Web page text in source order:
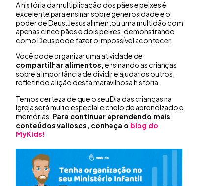
A história da multiplicação dos pães e peixes é
excelente para ensinar sobre generosidade e o
poder de Deus. Jesus alimentou uma multidão com
apenas cinco pães e dois peixes, demonstrando
como Deus pode fazer o impossível acontecer.
Você pode organizar uma atividade de
compartilhar alimentos,ensinando as crianças
sobre a importância de dividir e ajudar os outros,
refletindo a lição desta maravilhosa história.
Temos certeza de que o seu Dia das crianças na
igreja será muito especial e cheio de aprendizado e
memórias. Para continuar aprendendo mais
conteúdos valiosos, conheça o blog do
MyKids!